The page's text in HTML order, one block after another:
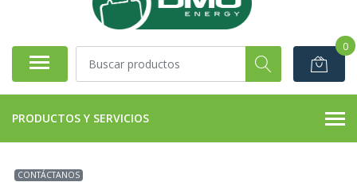
0
PRODUCTOS Y SERVICIOS
CONTÁCTANOS